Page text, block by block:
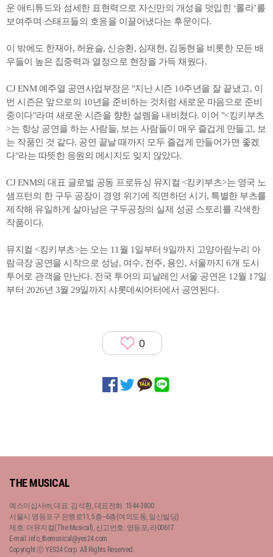
운 애티튜드와 섬세한 표현력으로 자신만의 개성을 덧입힌 ‘롤라’를
보여주며 스태프들의 호응을 이끌어냈다는 후문이다.
이 밖에도 한재아, 허윤슬, 신승환, 심재현, 김동현을 비롯한 모든 배
우들이 높은 집중력과 열정으로 현장을 가득 채웠다.
CJ ENM 예주열 공연사업부장은 "지난 시즌 10주년을 잘 끝냈고, 이
번 시즌은 앞으로의 10년을 준비하는 것처럼 새로운 마음으로 준비
중이다"라며 새로운 시즌을 향한 설렘을 내비쳤다. 이어 "<킹키부츠
>는 항상 공연을 하는 사람들, 보는 사람들이 매우 즐겁게 만들고, 보
는 작품인 것 같다. 공연 끝날 때까지 모두 즐겁게 만들어가면 좋겠
다"라는 따뜻한 응원의 메시지도 잊지 않았다.
CJ ENM의 대표 글로벌 공동 프로듀싱 뮤지컬 <킹키부츠>는 영국 노
샘프턴의 한 구두 공장이 경영 위기에 직면하던 시기, 특별한 부츠를
제작해 유일하게 살아남은 구두공장의 실제 성공 스토리를 각색한
작품이다.
뮤지컬 <킹키부츠>는 오는 11월 1일부터 9일까지 고양아람누리 아
람극장 공연을 시작으로 성남, 여수, 전주, 용인, 서울까지 6개 도시
투어로 관객을 만난다. 전국 투어의 피날레인 서울 공연은 12월 17일
부터 2026년 3월 29일까지 샤롯데씨어터에서 공연된다.
0
THE MUSICAL
예스이십사㈜, 대표: 김석환, 대표전화: 1544-3800
서울시 영등포구 은행로11, 5층~6층(여의도동, 일신빌딩)
제호: 더뮤지컬(The Musical), 신고번호: 영등포, 라00617
E-mail: info_themusical@yes24.com
Copyright ⓒ YES24 Corp. All Rights Reserved.